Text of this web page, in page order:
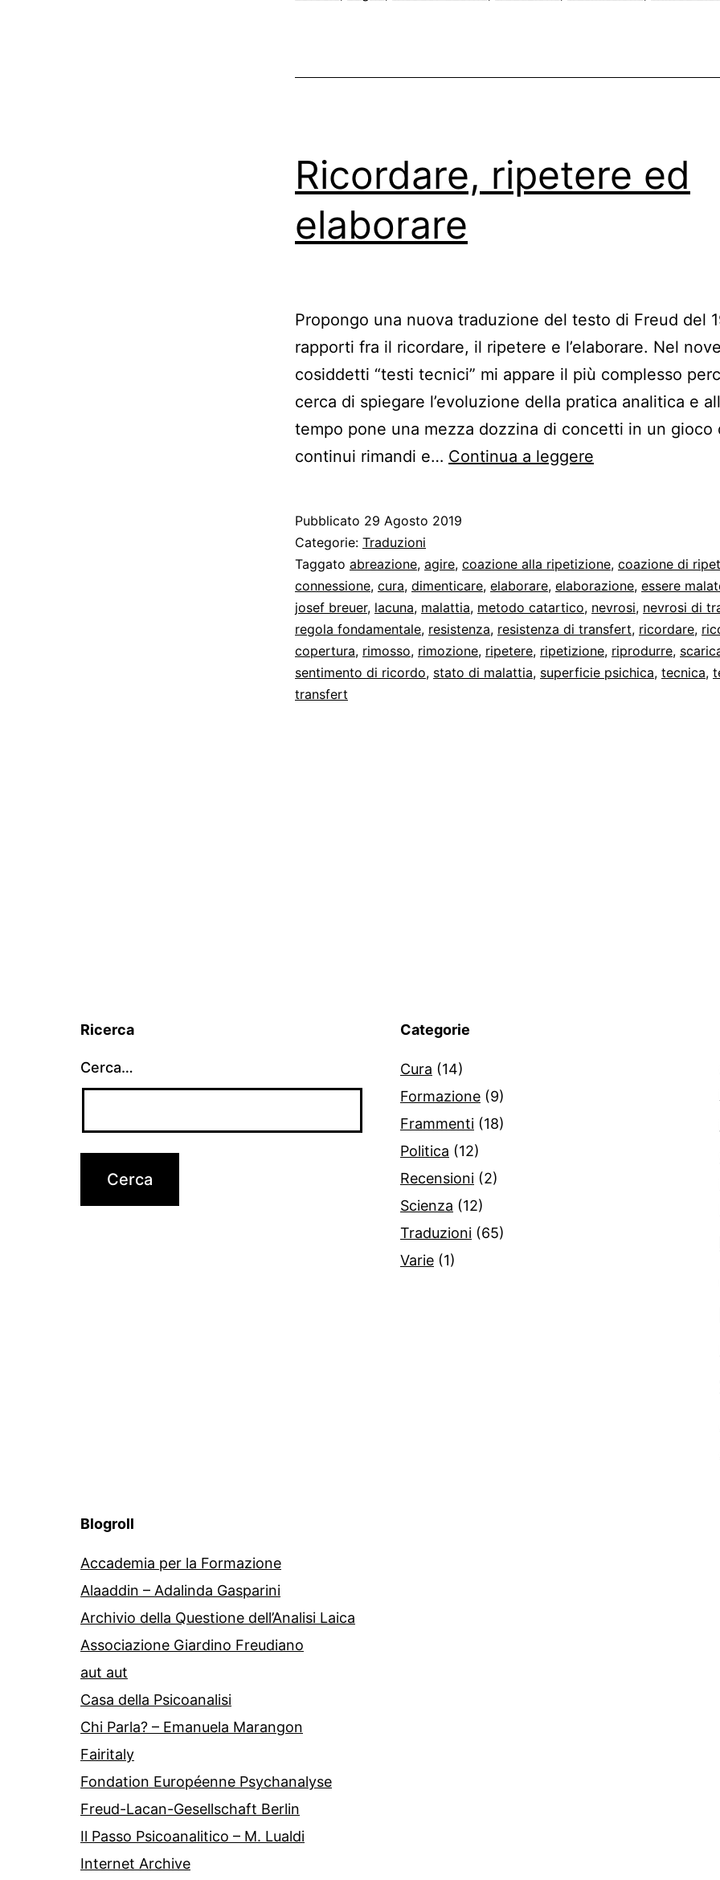
Ricordare, ripetere ed
elaborare
Propongo una nuova traduzione del testo di Freud del
rapporti fra il ricordare, il ripetere e l’elaborare. Nel
cosiddetti “testi tecnici” mi appare il più complesso
cerca di spiegare l’evoluzione della pratica analitica e
tempo pone una mezza dozzina di concetti in un gioco
continui rimandi e… Continua a leggere
Pubblicato 29 Agosto 2019
Categorie: Traduzioni
Taggato abreazione, agire, coazione alla ripetizione, coazione di
connessione, cura, dimenticare, elaborare, elaborazione, essere
josef breuer, lacuna, malattia, metodo catartico, nevrosi, nevrosi di
regola fondamentale, resistenza, resistenza di transfert, ricordare,
copertura, rimosso, rimozione, ripetere, ripetizione, riprodurre,
sentimento di ricordo, stato di malattia, superficie psichica, tecnica,
transfert
Ricerca
Cerca…
Categorie
Cura (14)
Formazione (9)
Frammenti (18)
Politica (12)
Recensioni (2)
Scienza (12)
Traduzioni (65)
Varie (1)
Blogroll
Accademia per la Formazione
Alaaddin – Adalinda Gasparini
Archivio della Questione dell’Analisi Laica
Associazione Giardino Freudiano
aut aut
Casa della Psicoanalisi
Chi Parla? – Emanuela Marangon
Fairitaly
Fondation Européenne Psychanalyse
Freud-Lacan-Gesellschaft Berlin
Il Passo Psicoanalitico – M. Lualdi
Internet Archive